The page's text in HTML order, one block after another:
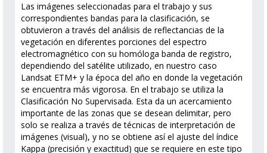
Las imágenes seleccionadas para el trabajo y sus
correspondientes bandas para la clasificación, se
obtuvieron a través del análisis de reflectancias de la
vegetación en diferentes porciones del espectro
electromagnético con su homóloga banda de registro,
dependiendo del satélite utilizado, en nuestro caso
Landsat ETM+ y la época del año en donde la vegetación
se encuentra más vigorosa. En el trabajo se utiliza la
Clasificación No Supervisada. Esta da un acercamiento
importante de las zonas que se desean delimitar, pero
solo se realiza a través de técnicas de interpretación de
imágenes (visual), y no se obtiene así el ajuste del índice
Kappa (precisión y exactitud) que se requiere en este tipo